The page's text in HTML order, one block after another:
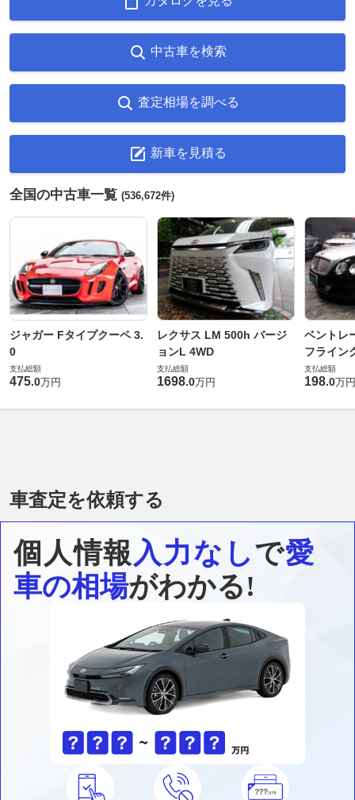
中古車を検索
査定相場を調べる
新車を見積る
全国の中古車一覧 (536,672件)
ジャガー Fタイプクーペ 3.
0
支払総額
475.0万円
レクサス LM 500h バージ
ョンL 4WD
支払総額
1698.0万円
ベントレ
フライン
支払総額
198.0万円
車査定を依頼する
個人情報入力なしで愛
車の相場がわかる!